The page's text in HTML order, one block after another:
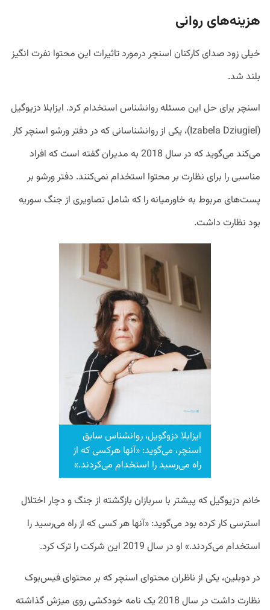
هزینه‌های روانی
خیلی زود صدای کارکنان اسنچر درمورد تاثیرات این محتوا نفرت انگیز
بلند شد.
اسنچر برای حل این مسئله روانشناس استخدام کرد. ایزابلا دزیوگیل
(Izabela Dziugiel)، یکی از روانشناسانی که در دفتر ورشو اسنچر کار
می‌کند می‌گوید که در سال 2018 به مدیران گفته است که افراد
مناسبی را برای نظارت بر محتوا استخدام نمی‌کنند. دفتر ورشو بر
پست‌های مربوط به خاورمیانه را که شامل تصاویری از جنگ سوریه
بود نظارت داشت.
ایزابلا دزوگویل، روانشناس سابق
اسنچر، می‌گوید: «آنها هرکسی که از
راه می‌رسید را استخدام می‌کردند.»
خانم دزیوگیل که پیشتر با سربازان بازگشته از جنگ و دچار اختلال
استرسی کار کرده بود می‌گوید: «آنها هر کسی که از راه می‌رسید را
استخدام می‌کردند.» او در سال 2019 این شرکت را ترک کرد.
در دوبلین، یکی از ناظران محتوای اسنچر که بر محتوای فیس‌بوک
نظارت داشت در سال 2018 یک نامه خودکشی روی میزش گذاشته